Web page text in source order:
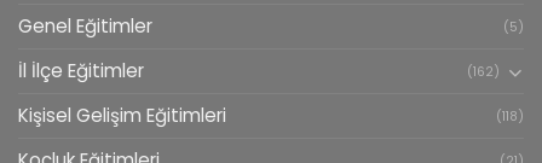
Genel Eğitimler (5)
İl İlçe Eğitimler (162)
Kişisel Gelişim Eğitimleri (118)